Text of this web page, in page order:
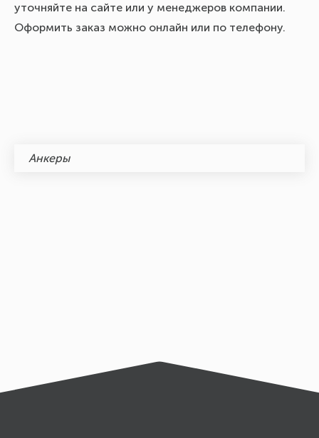
уточняйте на сайте или у менеджеров компании.
Оформить заказ можно онлайн или по телефону.
Анкеры